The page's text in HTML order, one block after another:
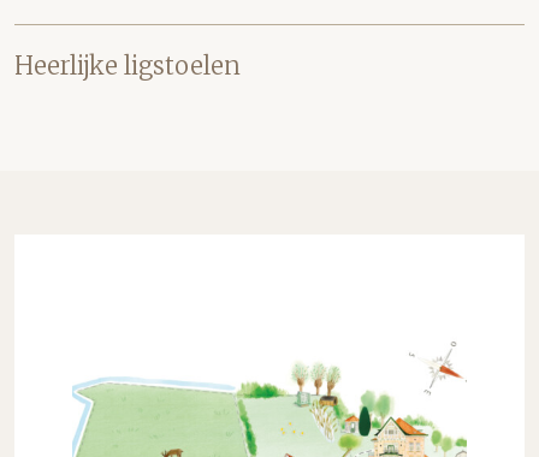
Heerlijke ligstoelen